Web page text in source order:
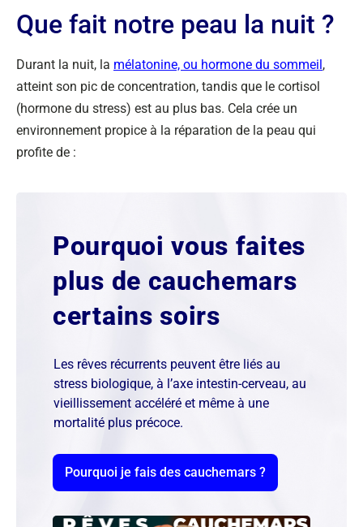
Que fait notre peau la nuit ?
Durant la nuit, la mélatonine, ou hormone du sommeil,
atteint son pic de concentration, tandis que le cortisol
(hormone du stress) est au plus bas. Cela crée un
environnement propice à la réparation de la peau qui
profite de :
Pourquoi vous faites
plus de cauchemars
certains soirs
Les rêves récurrents peuvent être liés au
stress biologique, à l’axe intestin-cerveau, au
vieillissement accéléré et même à une
mortalité plus précoce.
Pourquoi je fais des cauchemars ?